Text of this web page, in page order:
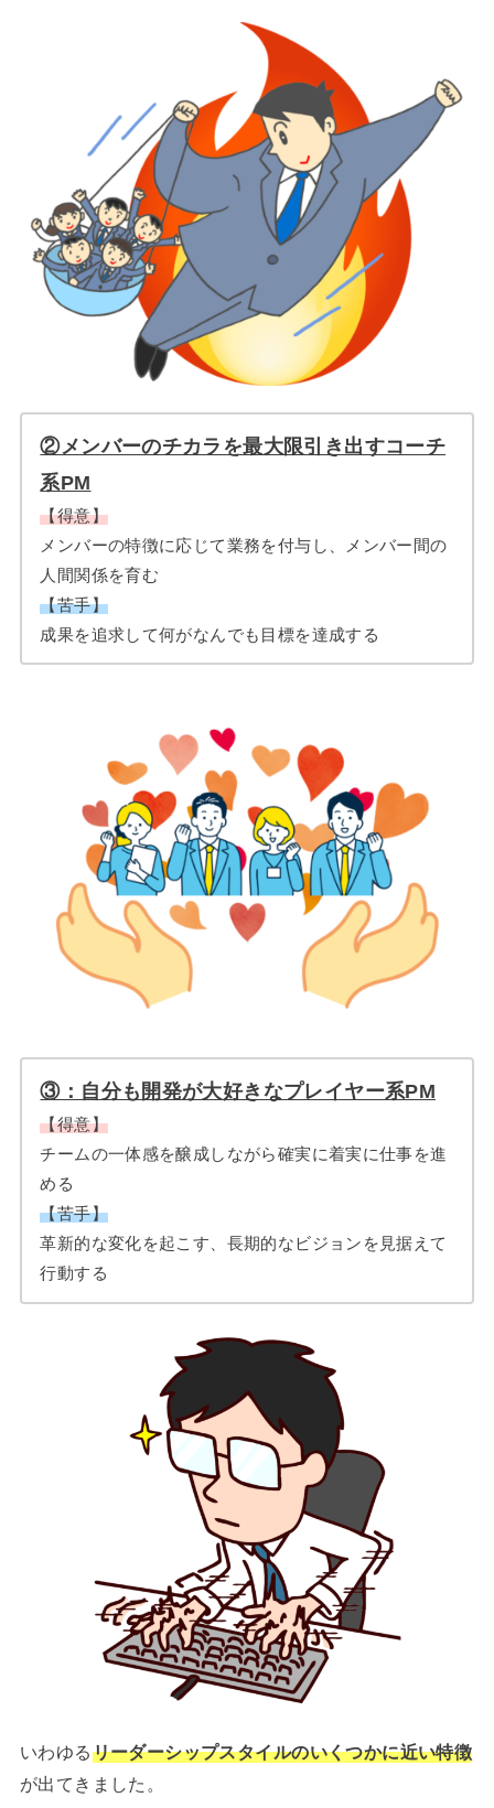
②メンバーのチカラを最大限引き出すコーチ
系PM
【得意】
メンバーの特徴に応じて業務を付与し、メンバー間の
人間関係を育む
【苦手】
成果を追求して何がなんでも目標を達成する
③：自分も開発が大好きなプレイヤー系PM
【得意】
チームの一体感を醸成しながら確実に着実に仕事を進
める
【苦手】
革新的な変化を起こす、長期的なビジョンを見据えて
行動する
いわゆるリーダーシップスタイルのいくつかに近い特徴
が出てきました。